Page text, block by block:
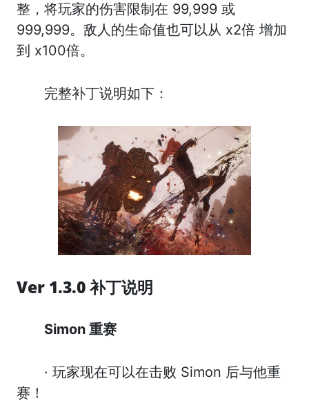
整，将玩家的伤害限制在 99,999 或
999,999。敌人的生命值也可以从 x2倍 增加
到 x100倍。
完整补丁说明如下：
Ver 1.3.0补丁说明
Simon 重赛
· 玩家现在可以在击败 Simon 后与他重
赛！